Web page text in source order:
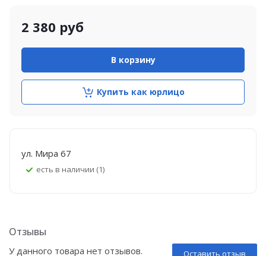
2 380 руб
В корзину
Купить как юрлицо
ул. Мира 67
Есть в наличии (1)
Отзывы
Оставить отзыв
У данного товара нет отзывов.